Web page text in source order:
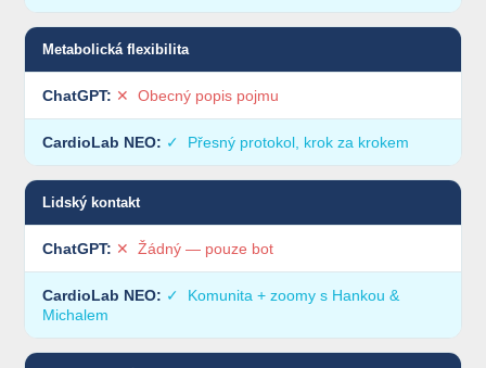
Metabolická flexibilita
✕ Obecný popis pojmu
✓ Přesný protokol, krok za krokem
Lidský kontakt
✕ Žádný — pouze bot
✓ Komunita + zoomy s Hankou &
Michalem